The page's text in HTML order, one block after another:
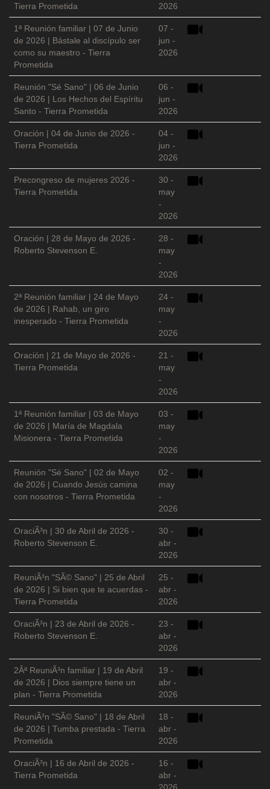
Tierra Prometida
2026
1ª Reunión familiar | 07 de Junio
de 2026 | Bástale al discípulo ser
como su maestro - Tierra
Prometida
07 -
jun -
2026
Reunión "Sé Sano" | 06 de Junio
de 2026 | Los Hechos del Espíritu
Santo - Tierra Prometida
06 -
jun -
2026
Oración | 04 de Junio de 2026 -
Tierra Prometida
04 -
jun -
2026
Precongreso de mujeres 2026 -
Tierra Prometida
30 -
may
-
2026
Oración | 28 de Mayo de 2026 -
Roberto Stevenson E.
28 -
may
-
2026
2ª Reunión familiar | 24 de Mayo
de 2026 | Rahab, un giro
inesperado - Tierra Prometida
24 -
may
-
2026
Oración | 21 de Mayo de 2026 -
Tierra Prometida
21 -
may
-
2026
1ª Reunión familiar | 03 de Mayo
de 2026 | María de Magdala
Misionera - Tierra Prometida
03 -
may
-
2026
Reunión "Sé Sano" | 02 de Mayo
de 2026 | Cuando Jesús camina
con nosotros - Tierra Prometida
02 -
may
-
2026
OraciÃ³n | 30 de Abril de 2026 -
Roberto Stevenson E.
30 -
abr -
2026
ReuniÃ³n "SÃ© Sano" | 25 de Abril
de 2026 | Si bien que te acuerdas -
Tierra Prometida
25 -
abr -
2026
OraciÃ³n | 23 de Abril de 2026 -
Roberto Stevenson E.
23 -
abr -
2026
2Âª ReuniÃ³n familiar | 19 de Abril
de 2026 | Dios siempre tiene un
plan - Tierra Prometida
19 -
abr -
2026
ReuniÃ³n "SÃ© Sano" | 18 de Abril
de 2026 | Tumba prestada - Tierra
Prometida
18 -
abr -
2026
OraciÃ³n | 16 de Abril de 2026 -
Tierra Prometida
16 -
abr -